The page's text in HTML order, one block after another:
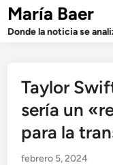
Saltar
contenido
María Baer
Donde la noticia se
Taylor
sería un
para la
febrero 5, 2024